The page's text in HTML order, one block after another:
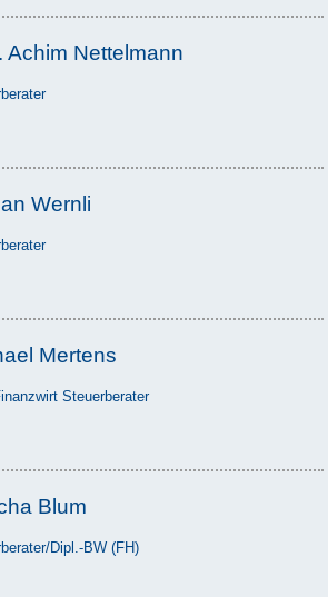
Achim Nettelmann
Wernli
Mertens
Steuerberater
Blum
Dipl.-BW (FH)